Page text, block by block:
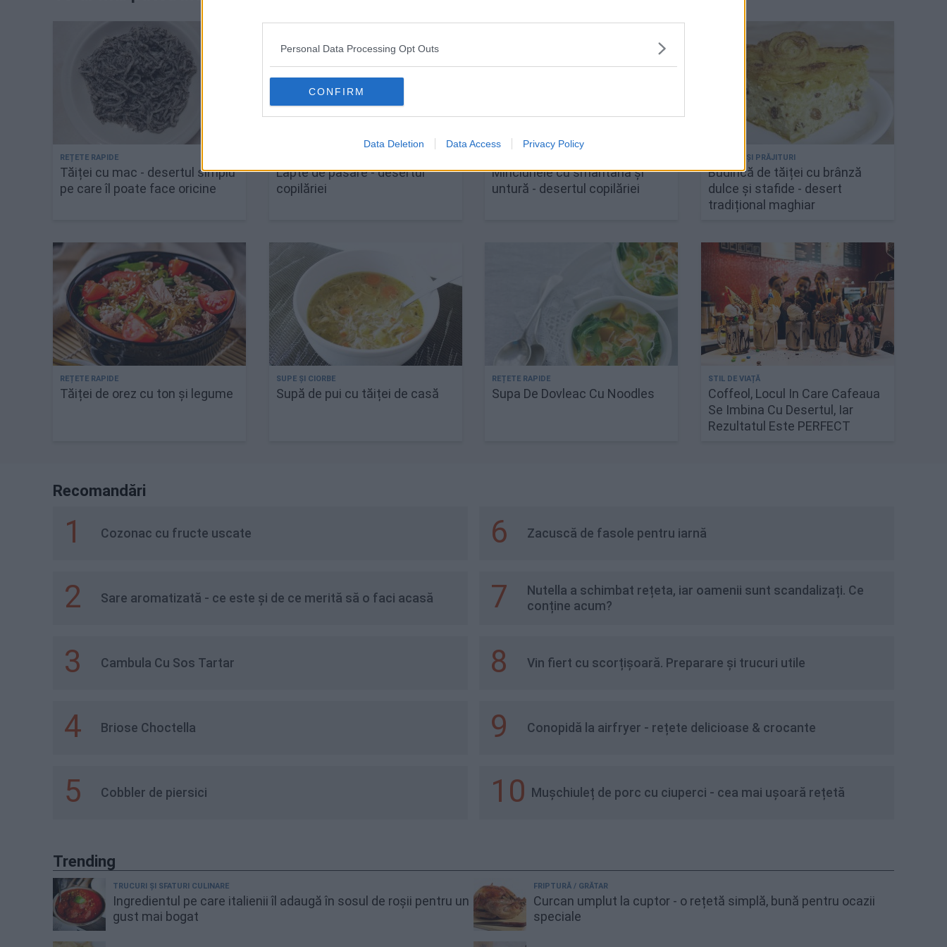
Personal Data Processing Opt Outs
CONFIRM
Data Deletion Data Access Privacy Policy
Tăiței cu mac - desertul simplu
pe care îl poate face oricine
Lapte de pasăre - desertul
copilăriei
Minciunele cu smântână și
untură - desertul copilăriei
Budincă de tăiței cu brânză
dulce și stafide - desert
tradițional maghiar
Tăiței de orez cu ton și legume Supă de pui cu tăiței de casă Supa De Dovleac Cu Noodles
Coffeol, Locul In Care Cafeaua
Se Imbina Cu Desertul, Iar
Rezultatul Este PERFECT
Recomandări
1 Cozonac cu fructe uscate
2 Sare aromatizată - ce este și de ce merită să o faci acasă
3 Cambula Cu Sos Tartar
4 Briose Choctella
5 Cobbler de piersici
6 Zacuscă de fasole pentru iarnă
7
Nutella a schimbat rețeta, iar oamenii sunt scandalizați. Ce
conține acum?
8 Vin fiert cu scorțișoară. Preparare și trucuri utile
9 Conopidă la airfryer - rețete delicioase & crocante
10 Mușchiuleț de porc cu ciuperci - cea mai ușoară rețetă
Trending
TRUCURI ȘI SFATURI CULINARE
Ingredientul pe care italienii îl adaugă în sosul de roșii pentru un
gust mai bogat
FRIPTURĂ / GRĂTAR
Curcan umplut la cuptor - o rețetă simplă, bună pentru ocazii
speciale